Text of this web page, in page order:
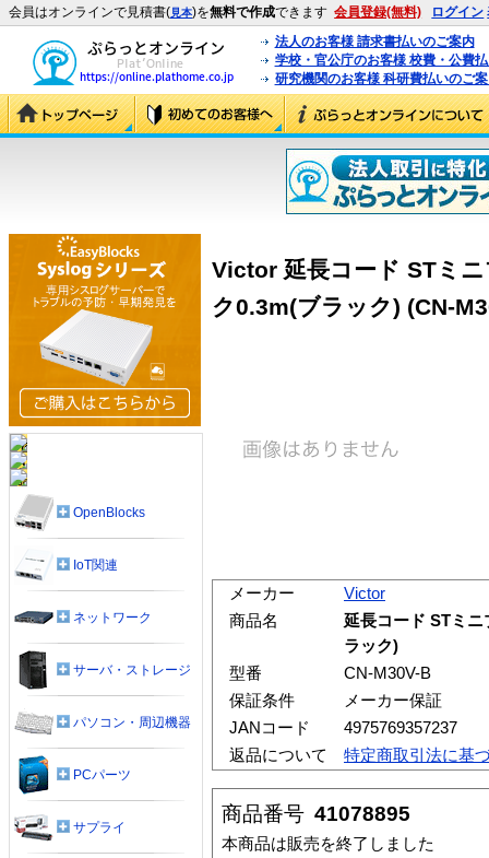
会員はオンラインで見積書(見本)を無料で作成できます 会員登録(無料) ログイン
法人のお客様 請求書払いのご案内
学校・官公庁のお客様 校費・公費
研究機関のお客様 科研費払いのご
Victor 延長コード STミ
ク0.3m(ブラック) (CN-
メーカー
Victor
商品名
延長コード STミ
ラック)
型番
CN-M30V-B
保証条件
メーカー保証
JANコード
4975769357237
返品について
特定商取引法に基
商品番号 41078895
本商品は販売を終了しました
OpenBlocks
IoT関連
ネットワーク
サーバ・ストレージ
パソコン・周辺機器
PCパーツ
サプライ